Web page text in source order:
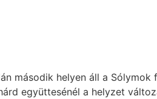
második helyen áll a Sólymok
együttesénél a helyzet